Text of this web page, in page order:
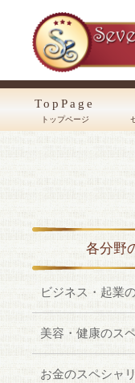
TopPage
トップページ
各分野
ビジネス・起業
美容・健康のス
お金のスペシャ